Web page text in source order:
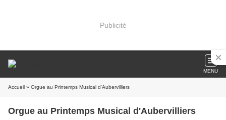
Publicité
MENU
Accueil » Orgue au Printemps Musical d'Aubervilliers
Orgue au Printemps Musical d'Aubervilliers